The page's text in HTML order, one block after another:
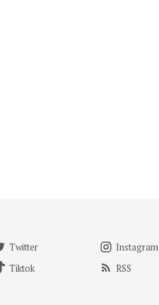
Twitter
Instagram
Tiktok RSS